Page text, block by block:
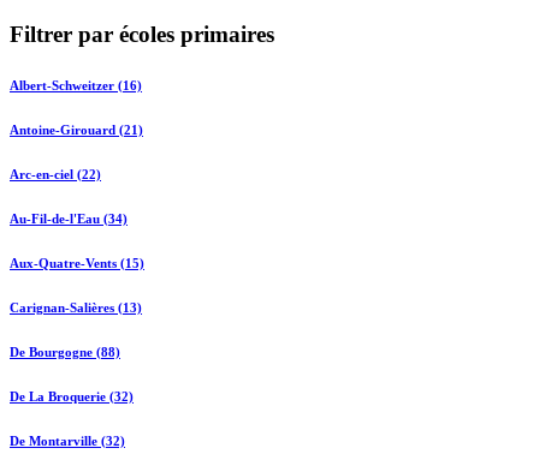
Filtrer par écoles primaires
Albert-Schweitzer (16)
Antoine-Girouard (21)
Arc-en-ciel (22)
Au-Fil-de-l'Eau (34)
Aux-Quatre-Vents (15)
Carignan-Salières (13)
De Bourgogne (88)
De La Broquerie (32)
De Montarville (32)